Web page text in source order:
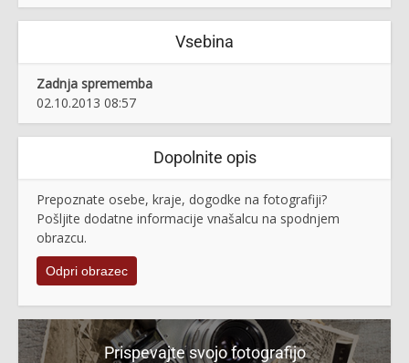
Vsebina
Zadnja sprememba
02.10.2013 08:57
Dopolnite opis
Prepoznate osebe, kraje, dogodke na fotografiji?
Pošljite dodatne informacije vnašalcu na spodnjem
obrazcu.
Odpri obrazec
Prispevajte svojo fotografijo